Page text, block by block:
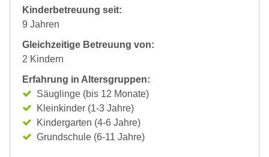
Kinderbetreuung seit:
9 Jahren
Gleichzeitige Betreuung von:
2 Kindern
Erfahrung in Altersgruppen:
Säuglinge (bis 12 Monate)
Kleinkinder (1-3 Jahre)
Kindergarten (4-6 Jahre)
Grundschule (6-11 Jahre)